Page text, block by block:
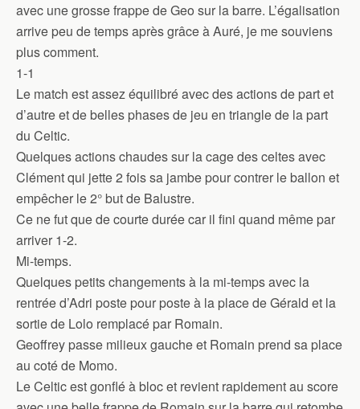
avec une grosse frappe de Geo sur la barre. L’égalisation
arrive peu de temps après grâce à Auré, je me souviens
plus comment.
1-1
Le match est assez équilibré avec des actions de part et
d’autre et de belles phases de jeu en triangle de la part
du Celtic.
Quelques actions chaudes sur la cage des celtes avec
Clément qui jette 2 fois sa jambe pour contrer le ballon et
empêcher le 2° but de Balustre.
Ce ne fut que de courte durée car il fini quand même par
arriver 1-2.
Mi-temps.
Quelques petits changements à la mi-temps avec la
rentrée d’Adri poste pour poste à la place de Gérald et la
sortie de Lolo remplacé par Romain.
Geoffrey passe milieux gauche et Romain prend sa place
au coté de Momo.
Le Celtic est gonflé à bloc et revient rapidement au score